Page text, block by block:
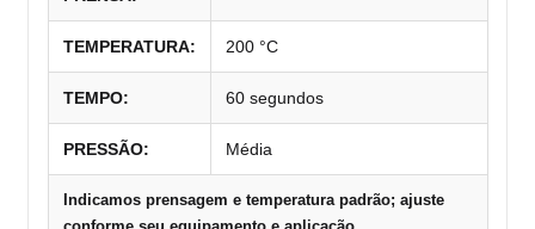
TEMPERATURA: 200 °C
TEMPO: 60 segundos
PRESSÃO: Média
Indicamos prensagem e temperatura padrão; ajuste